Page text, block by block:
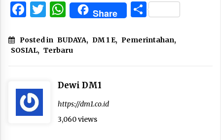
Facebook
Twitter
WhatsApp
Share Share
Posted in BUDAYA, DM 1 E, Pemerintahan,
SOSIAL, Terbaru
Dewi DM1
https://dm1.co.id
3,060 views